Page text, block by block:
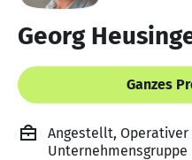
Georg
Ganzes
Angestellt, Operativer
Unternehmensgruppe